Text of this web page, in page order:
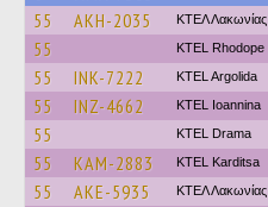
55 AKH-2035 ΚΤΕΛ Λακωνίας
55 KTEL Rhodope
55 INK-7222 KTEL Argolida
55 INZ-4662 KTEL Ioannina
55 KTEL Drama
55 KAM-2883 ΚΤΕL Karditsa
55 AKE-5935 ΚΤΕΛ Λακωνίας